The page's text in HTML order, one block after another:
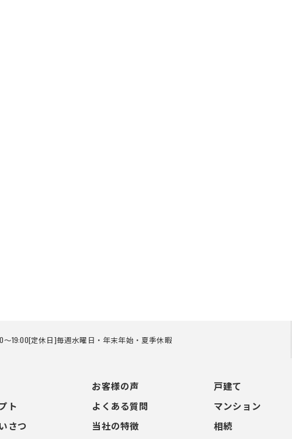
～19:00[定休日]毎週水曜日・年末年始・夏季休暇
ト
さつ
お客様の声
よくある質問
当社の特徴
戸建て
マンション
相続